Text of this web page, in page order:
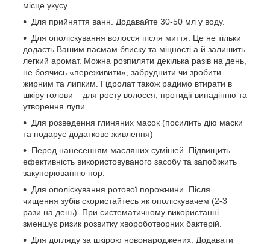
місце укусу.
Для прийняття ванн. Додавайте 30-50 мл у воду.
Для ополіскування волосся після миття. Це не тільки
додасть Вашим пасмам блиску та міцності а й залишить
легкий аромат. Можна розпиляти декілька разів на день,
не боячись «переживити», забруднити чи зробити
жирним та липким. Гідролат також радимо втирати в
шкіру голови – для росту волосся, протидії випадінню та
утворення лупи.
Для розведення глиняних масок (посилить дію маски
та подарує додаткове живлення)
Перед нанесенням масляних сумішей. Підвищить
ефективність використовуваного засобу та запобіжить
закупорюванню пор.
Для ополіскування ротової порожнини. Після
чищення зубів скористайтесь як ополіскувачем (2-3
рази на день). При систематичному використанні
зменшує ризик розвитку хвороботворних бактерій.
Для догляду за шкірою новонароджених. Додавати